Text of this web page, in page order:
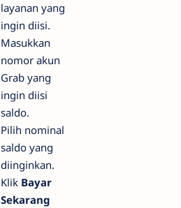
layanan yang
ingin diisi.
Masukkan
nomor akun
Grab yang
ingin diisi
saldo.
Pilih nominal
saldo yang
diinginkan.
Klik Bayar
Sekarang